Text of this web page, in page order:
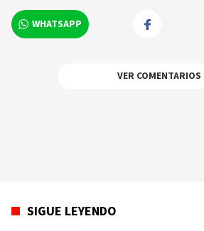
WHATSAPP
VER COMENTARIOS
SIGUE LEYENDO